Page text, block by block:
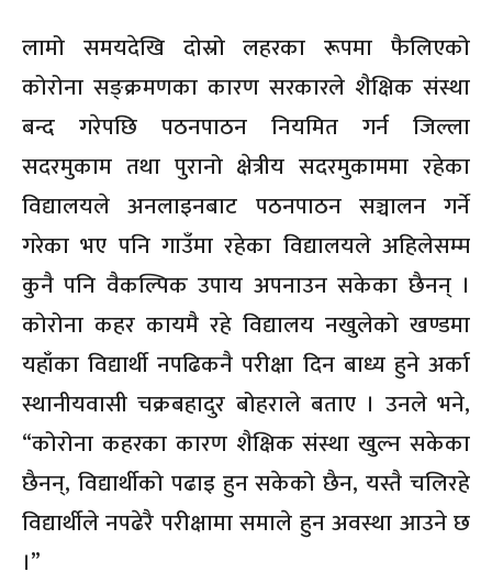
लामो समयदेखि दोस्रो लहरका रूपमा फैलिएको
कोरोना सङ्क्रमणका कारण सरकारले शैक्षिक संस्था
बन्द गरेपछि पठनपाठन नियमित गर्न जिल्ला
सदरमुकाम तथा पुरानो क्षेत्रीय सदरमुकाममा रहेका
विद्यालयले अनलाइनबाट पठनपाठन सञ्चालन गर्ने
गरेका भए पनि गाउँमा रहेका विद्यालयले अहिलेसम्म
कुनै पनि वैकल्पिक उपाय अपनाउन सकेका छैनन् ।
कोरोना कहर कायमै रहे विद्यालय नखुलेको खण्डमा
यहाँका विद्यार्थी नपढिकनै परीक्षा दिन बाध्य हुने अर्का
स्थानीयवासी चक्रबहादुर बोहराले बताए । उनले भने,
“कोरोना कहरका कारण शैक्षिक संस्था खुल्न सकेका
छैनन्, विद्यार्थीको पढाइ हुन सकेको छैन, यस्तै चलिरहे
विद्यार्थीले नपढेरै परीक्षामा समाले हुन अवस्था आउने छ
।”